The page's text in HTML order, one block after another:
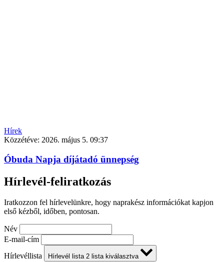
Hírek
Közzétéve: 2026. május 5. 09:37
Óbuda Napja díjátadó ünnepség
Hírlevél-feliratkozás
Iratkozzon fel hírlevelünkre, hogy naprakész információkat kapjon
első kézből, időben, pontosan.
Név
E-mail-cím
Hírlevéllista
Hírlevél lista 2 lista kiválasztva